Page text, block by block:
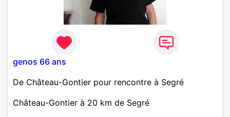
genos 66 ans
De Château-Gontier pour rencontre à Segré
Château-Gontier à 20 km de Segré